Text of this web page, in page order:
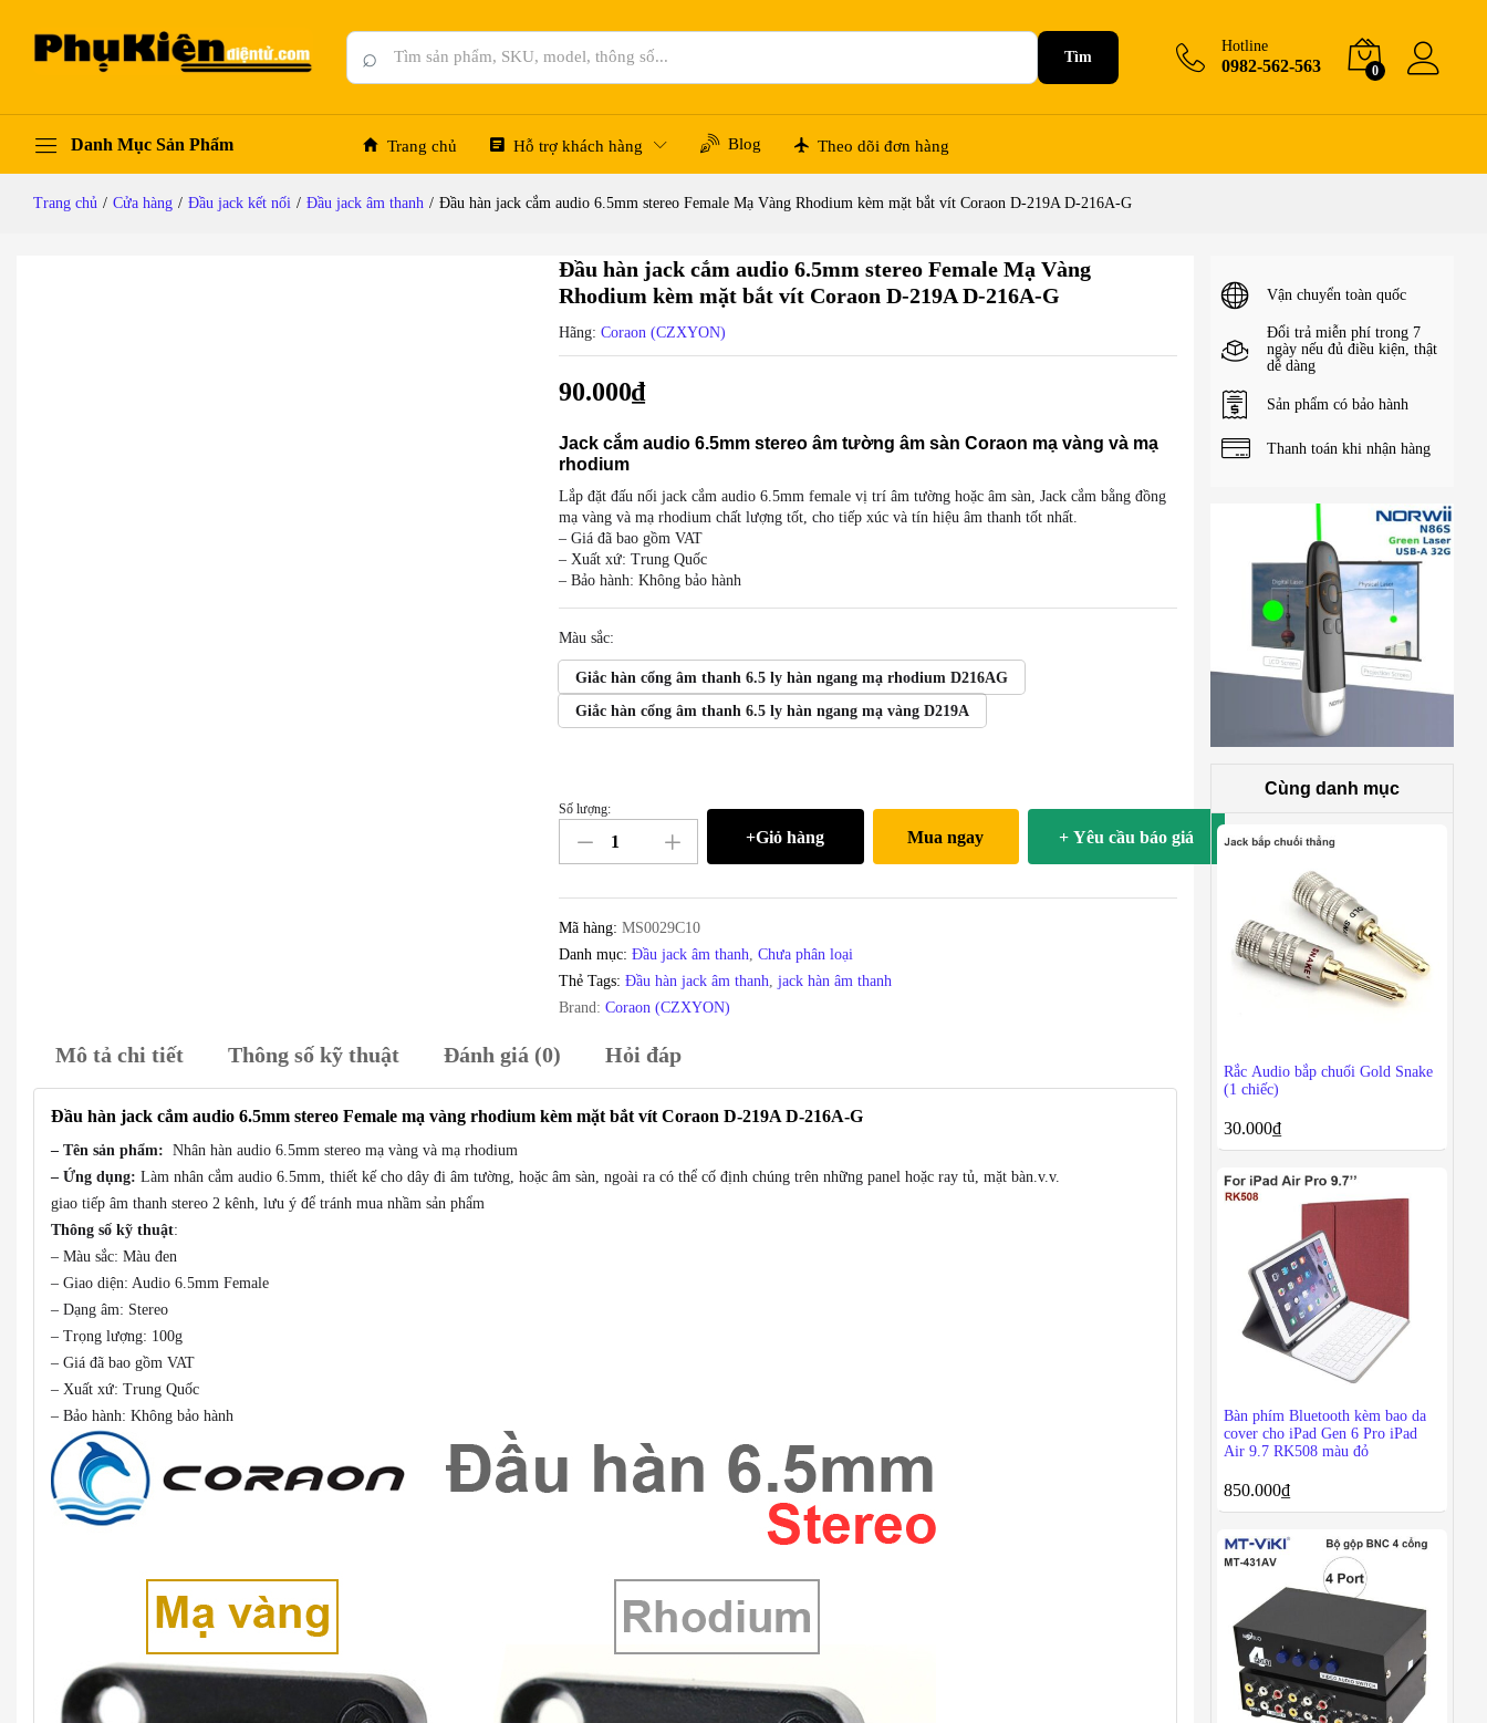
⌕ Tìm
Hotline
0982-562-563 0
Danh Mục Sản Phẩm Trang chủ Hỗ trợ khách hàng Blog Theo dõi đơn hàng
Trang chủ / Cửa hàng / Đầu jack kết nối / Đầu jack âm thanh / Đầu hàn jack cắm audio 6.5mm stereo Female Mạ Vàng Rhodium kèm mặt bắt vít Coraon D-219A D-216A-G
Đầu hàn jack cắm audio 6.5mm stereo Female Mạ Vàng
Rhodium kèm mặt bắt vít Coraon D-219A D-216A-G
Hãng: Coraon (CZXYON)
90.000₫
Jack cắm audio 6.5mm stereo âm tường âm sàn Coraon mạ vàng và mạ
rhodium
Lắp đặt đấu nối jack cắm audio 6.5mm female vị trí âm tường hoặc âm sàn, Jack cắm bằng đồng
mạ vàng và mạ rhodium chất lượng tốt, cho tiếp xúc và tín hiệu âm thanh tốt nhất.
– Giá đã bao gồm VAT
– Xuất xứ: Trung Quốc
– Bảo hành: Không bảo hành
Màu sắc:
Giắc hàn cổng âm thanh 6.5 ly hàn ngang mạ rhodium D216AG
Giắc hàn cổng âm thanh 6.5 ly hàn ngang mạ vàng D219A
Đầu
hàn
jack
cắm
audio
6.5mm
stereo
Female
Vàng
vít
Số lượng:
+Giỏ hàng Mua ngay + Yêu cầu báo giá
Mã hàng: MS0029C10
Danh mục: Đầu jack âm thanh, Chưa phân loại
Thẻ Tags: Đầu hàn jack âm thanh, jack hàn âm thanh
Brand: Coraon (CZXYON)
Mô tả chi tiết Thông số kỹ thuật Đánh giá (0) Hỏi đáp
Đầu hàn jack cắm audio 6.5mm stereo Female mạ vàng rhodium kèm mặt bắt vít Coraon D-219A D-216A-G
– Tên sản phẩm: Nhân hàn audio 6.5mm stereo mạ vàng và mạ rhodium
– Ứng dụng: Làm nhân cắm audio 6.5mm, thiết kế cho dây đi âm tường, hoặc âm sàn, ngoài ra có thể cố định chúng trên những panel hoặc ray tủ, mặt bàn.v.v.
giao tiếp âm thanh stereo 2 kênh, lưu ý để tránh mua nhầm sản phẩm
Thông số kỹ thuật:
– Màu sắc: Màu đen
– Giao diện: Audio 6.5mm Female
– Dạng âm: Stereo
– Trọng lượng: 100g
– Giá đã bao gồm VAT
– Xuất xứ: Trung Quốc
– Bảo hành: Không bảo hành
Vận chuyển toàn quốc
Đổi trả miễn phí trong 7
ngày nếu đủ điều kiện, thật
dễ dàng
Sản phẩm có bảo hành
Thanh toán khi nhận hàng
Cùng danh mục
Rắc Audio bắp chuối Gold Snake
(1 chiếc)
30.000₫
Bàn phím Bluetooth kèm bao da
cover cho iPad Gen 6 Pro iPad
Air 9.7 RK508 màu đỏ
850.000₫
Mô tả chi tiết Thông số kỹ thuật Đánh giá (0) Hỏi đáp